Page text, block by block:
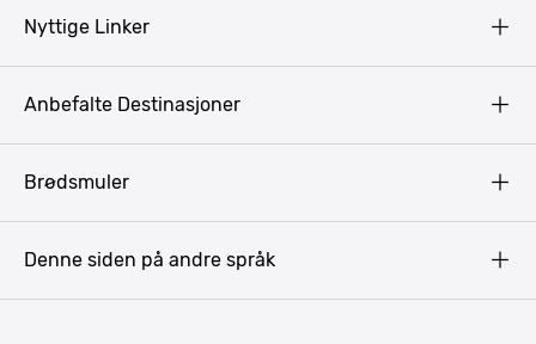
Nyttige Linker
Anbefalte Destinasjoner
Brødsmuler
Denne siden på andre språk